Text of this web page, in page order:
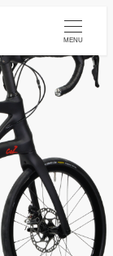
MENU